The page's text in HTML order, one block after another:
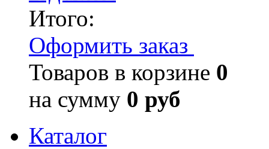
Итого:
Оформить заказ
Товаров в корзине 0
на сумму 0 руб
Каталог